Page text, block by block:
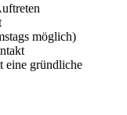
möglich)
eine gründliche